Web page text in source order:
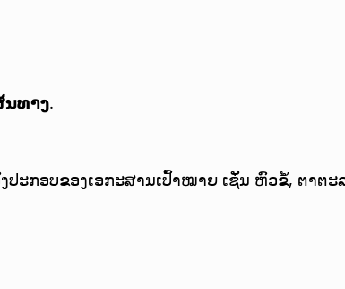
ນທາງ.
ປະກອບຂອງເອກະສານເປົ້າໝາຍ ເຊັ່ນ ຫົວຂໍ້, ຕາຕ